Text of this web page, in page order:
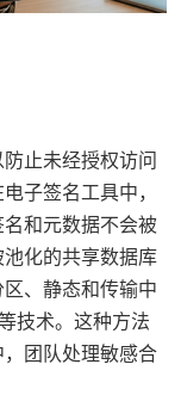
止未经授权访问
子签名工具中，
和元数据不会被
化的共享数据库
、静态和传输中
技术。这种方法
团队处理敏感合